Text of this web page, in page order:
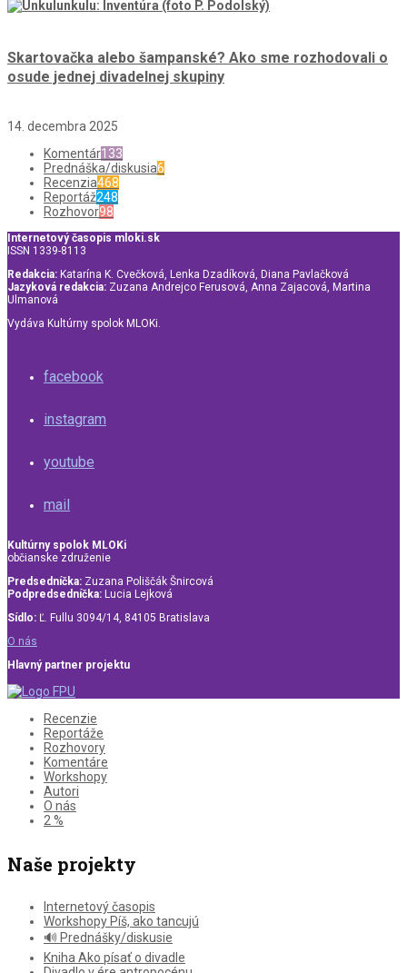
Skartovačka alebo šampanské? Ako sme rozhodovali o
osude jednej divadelnej skupiny
14. decembra 2025
Komentár133
Prednáška/diskusia6
Recenzia468
Reportáž248
Rozhovor98
Internetový časopis mloki.sk
ISSN 1339-8113
Redakcia: Katarína K. Cvečková, Lenka Dzadíková, Diana Pavlačková
Jazyková redakcia: Zuzana Andrejco Ferusová, Anna Zajacová, Martina
Ulmanová
Vydáva Kultúrny spolok MLOKi.
facebook
instagram
youtube
mail
Kultúrny spolok MLOKi
občianske združenie
Predsedníčka: Zuzana Poliščák Šnircová
Podpredsedníčka: Lucia Lejková
Sídlo: Ľ. Fullu 3094/14, 84105 Bratislava
O nás
Hlavný partner projektu
Recenzie
Reportáže
Rozhovory
Komentáre
Workshopy
Autori
O nás
2 %
Naše projekty
Internetový časopis
Workshopy Píš, ako tancujú
🔊 Prednášky/diskusie
Kniha Ako písať o divadle